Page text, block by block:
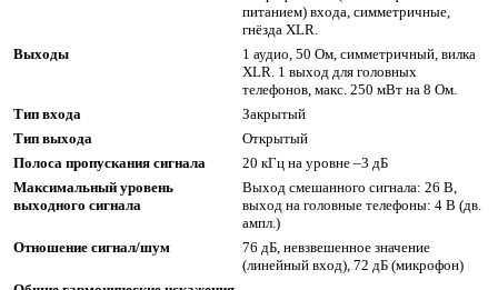
питанием) входа, симметричные,
гнёзда XLR.
Выходы
1 аудио, 50 Ом, симметричный, вилка
XLR. 1 выход для головных
телефонов, макс. 250 мВт на 8 Ом.
Тип входа
Закрытый
Тип выхода
Открытый
Полоса пропускания сигнала
20 кГц на уровне –3 дБ
Максимальный уровень
выходного сигнала
Выход смешанного сигнала: 26 В,
выход на головные телефоны: 4 В (дв.
ампл.)
Отношение сигнал/шум
76 дБ, невзвешенное значение
(линейный вход), 72 дБ (микрофон)